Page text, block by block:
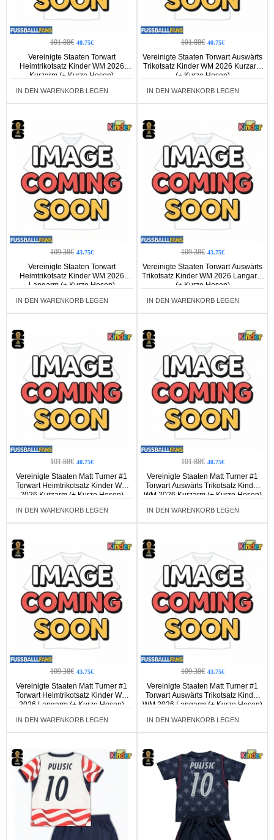
101.88€ 40.75€
Vereinigte Staaten Torwart
Heimtrikotsatz Kinder WM 2026
Kurzarm (+ Kurze Hosen)
IN DEN WARENKORB LEGEN
101.88€ 40.75€
Vereinigte Staaten Torwart Auswärts
Trikotsatz Kinder WM 2026 Kurzarm
(+ Kurze Hosen)
IN DEN WARENKORB LEGEN
109.38€ 43.75€
Vereinigte Staaten Torwart
Heimtrikotsatz Kinder WM 2026
Langarm (+ Kurze Hosen)
IN DEN WARENKORB LEGEN
109.38€ 43.75€
Vereinigte Staaten Torwart Auswärts
Trikotsatz Kinder WM 2026 Langarm
(+ Kurze Hosen)
IN DEN WARENKORB LEGEN
101.88€ 40.75€
Vereinigte Staaten Matt Turner #1
Torwart Heimtrikotsatz Kinder WM
2026 Kurzarm (+ Kurze Hosen)
IN DEN WARENKORB LEGEN
101.88€ 40.75€
Vereinigte Staaten Matt Turner #1
Torwart Auswärts Trikotsatz Kinder
WM 2026 Kurzarm (+ Kurze Hosen)
IN DEN WARENKORB LEGEN
109.38€ 43.75€
Vereinigte Staaten Matt Turner #1
Torwart Heimtrikotsatz Kinder WM
2026 Langarm (+ Kurze Hosen)
IN DEN WARENKORB LEGEN
109.38€ 43.75€
Vereinigte Staaten Matt Turner #1
Torwart Auswärts Trikotsatz Kinder
WM 2026 Langarm (+ Kurze Hosen)
IN DEN WARENKORB LEGEN